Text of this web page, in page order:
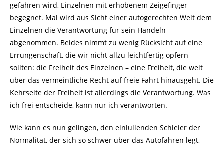
gefahren wird, Einzelnen mit erhobenem Zeigefinger
begegnet. Mal wird aus Sicht einer autogerechten Welt dem
Einzelnen die Verantwortung für sein Handeln
abgenommen. Beides nimmt zu wenig Rücksicht auf eine
Errungenschaft, die wir nicht allzu leichtfertig opfern
sollten: die Freiheit des Einzelnen – eine Freiheit, die weit
über das vermeintliche Recht auf freie Fahrt hinausgeht. Die
Kehrseite der Freiheit ist allerdings die Verantwortung. Was
ich frei entscheide, kann nur ich verantworten.
Wie kann es nun gelingen, den einlullenden Schleier der
Normalität, der sich so schwer über das Autofahren legt,